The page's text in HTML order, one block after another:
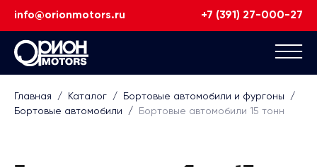
info@orionmotors.ru +7 (391) 27-000-27
Главная / Каталог / Бортовые автомобили и фургоны
/
Бортовые автомобили
/ Бортовые автомобили 15 тонн